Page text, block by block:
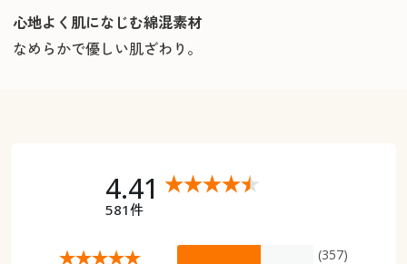
心地よく肌になじむ綿混素材
なめらかで優しい肌ざわり。
4.41
581件
(357)